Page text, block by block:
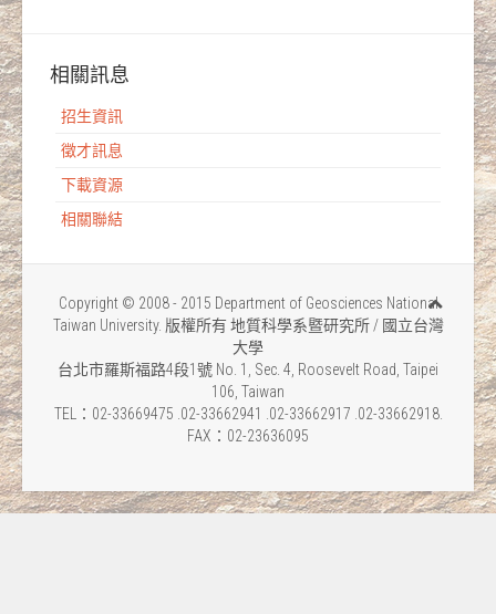
相關訊息
招生資訊
徵才訊息
下載資源
相關聯結
Copyright © 2008 - 2015 Department of Geosciences National
Taiwan University. 版權所有 地質科學系暨研究所 / 國立台灣
大學
台北市羅斯福路4段1號 No. 1, Sec. 4, Roosevelt Road, Taipei
106, Taiwan
TEL：02-33669475 .02-33662941 .02-33662917 .02-33662918.
FAX：02-23636095